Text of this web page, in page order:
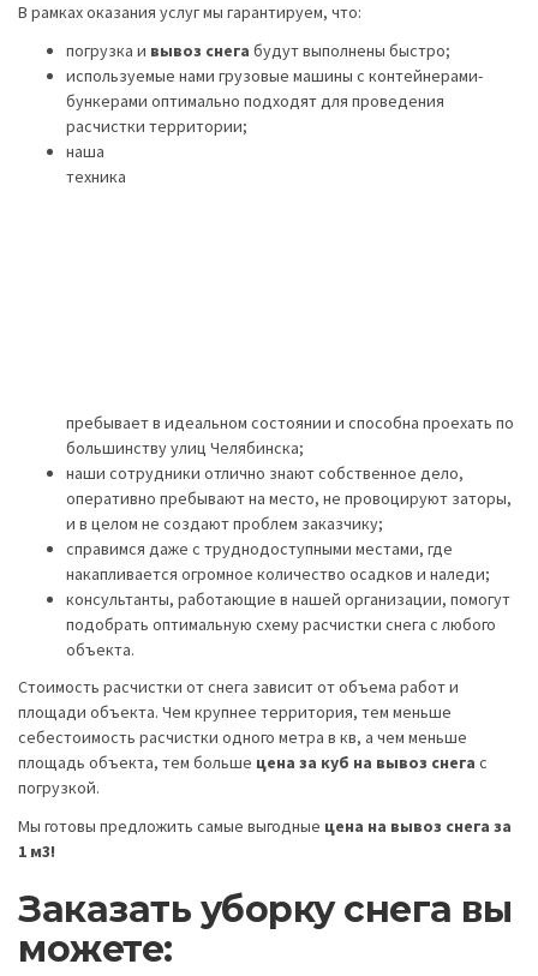
В рамках оказания услуг мы гарантируем, что:
погрузка и вывоз снега будут выполнены быстро;
используемые нами грузовые машины с контейнерами-
бункерами оптимально подходят для проведения
расчистки территории;
наша
техника
пребывает в идеальном состоянии и способна проехать по
большинству улиц Челябинска;
наши сотрудники отлично знают собственное дело,
оперативно пребывают на место, не провоцируют заторы,
и в целом не создают проблем заказчику;
справимся даже с труднодоступными местами, где
накапливается огромное количество осадков и наледи;
консультанты, работающие в нашей организации, помогут
подобрать оптимальную схему расчистки снега с любого
объекта.
Стоимость расчистки от снега зависит от объема работ и
площади объекта. Чем крупнее территория, тем меньше
себестоимость расчистки одного метра в кв, а чем меньше
площадь объекта, тем больше цена за куб на вывоз снега с
погрузкой.
Мы готовы предложить самые выгодные цена на вывоз снега за
1 м3!
Заказать уборку снега вы
можете: